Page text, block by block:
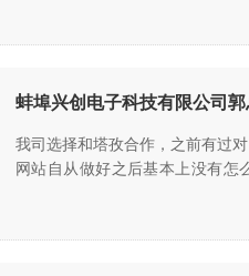
蚌埠兴创电子科技有限公司郭
我司选择和塔孜合作，之前有过
网站自从做好之后基本上没有怎